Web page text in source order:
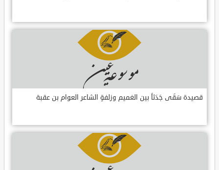
قصيدة سَقَى جَدَثاً بين الغميم وزلفةٍ الشاعر العوام بن عقبة